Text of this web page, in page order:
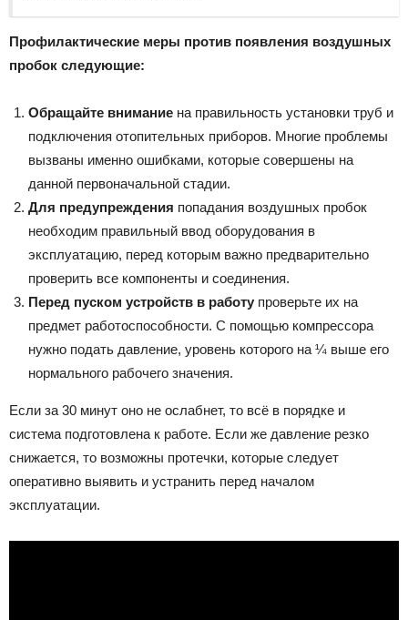
Профилактические меры против появления воздушных
пробок следующие:
Обращайте внимание на правильность установки труб и
подключения отопительных приборов. Многие проблемы
вызваны именно ошибками, которые совершены на
данной первоначальной стадии.
Для предупреждения попадания воздушных пробок
необходим правильный ввод оборудования в
эксплуатацию, перед которым важно предварительно
проверить все компоненты и соединения.
Перед пуском устройств в работу проверьте их на
предмет работоспособности. С помощью компрессора
нужно подать давление, уровень которого на ¼ выше его
нормального рабочего значения.
Если за 30 минут оно не ослабнет, то всё в порядке и
система подготовлена к работе. Если же давление резко
снижается, то возможны протечки, которые следует
оперативно выявить и устранить перед началом
эксплуатации.